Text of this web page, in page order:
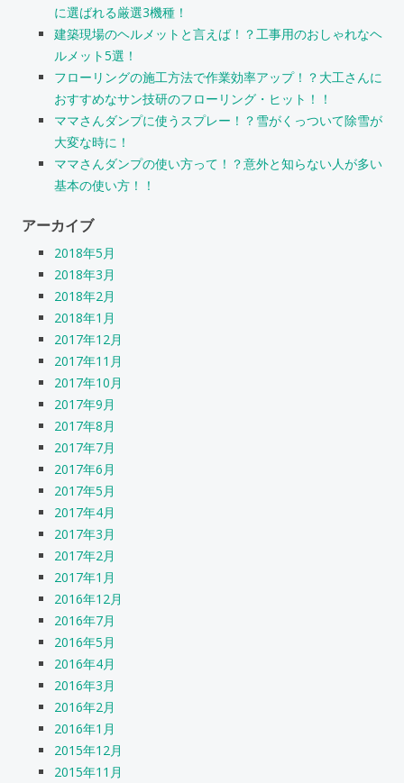
に選ばれる厳選3機種！
建築現場のヘルメットと言えば！？工事用のおしゃれなヘ
ルメット5選！
フローリングの施工方法で作業効率アップ！？大工さんに
おすすめなサン技研のフローリング・ヒット！！
ママさんダンプに使うスプレー！？雪がくっついて除雪が
大変な時に！
ママさんダンプの使い方って！？意外と知らない人が多い
基本の使い方！！
アーカイブ
2018年5月
2018年3月
2018年2月
2018年1月
2017年12月
2017年11月
2017年10月
2017年9月
2017年8月
2017年7月
2017年6月
2017年5月
2017年4月
2017年3月
2017年2月
2017年1月
2016年12月
2016年7月
2016年5月
2016年4月
2016年3月
2016年2月
2016年1月
2015年12月
2015年11月